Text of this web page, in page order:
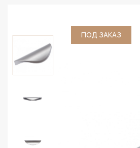
ПОД ЗАКАЗ